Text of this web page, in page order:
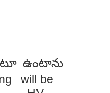
ఉంటాను
will be